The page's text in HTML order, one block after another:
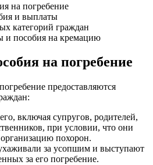
на погребение
и выплаты
категорий граждан
и пособия на кремацию
на погребение
предоставляются
включая супругов, родителей,
при условии, что они
похорон.
за усопшим и выступают
за его погребение.